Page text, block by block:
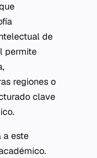
de
permite
regiones o
clave
a este